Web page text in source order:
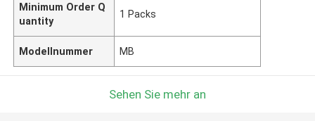
Minimum Order Q
uantity
1 Packs
Modellnummer MB
Sehen Sie mehr an